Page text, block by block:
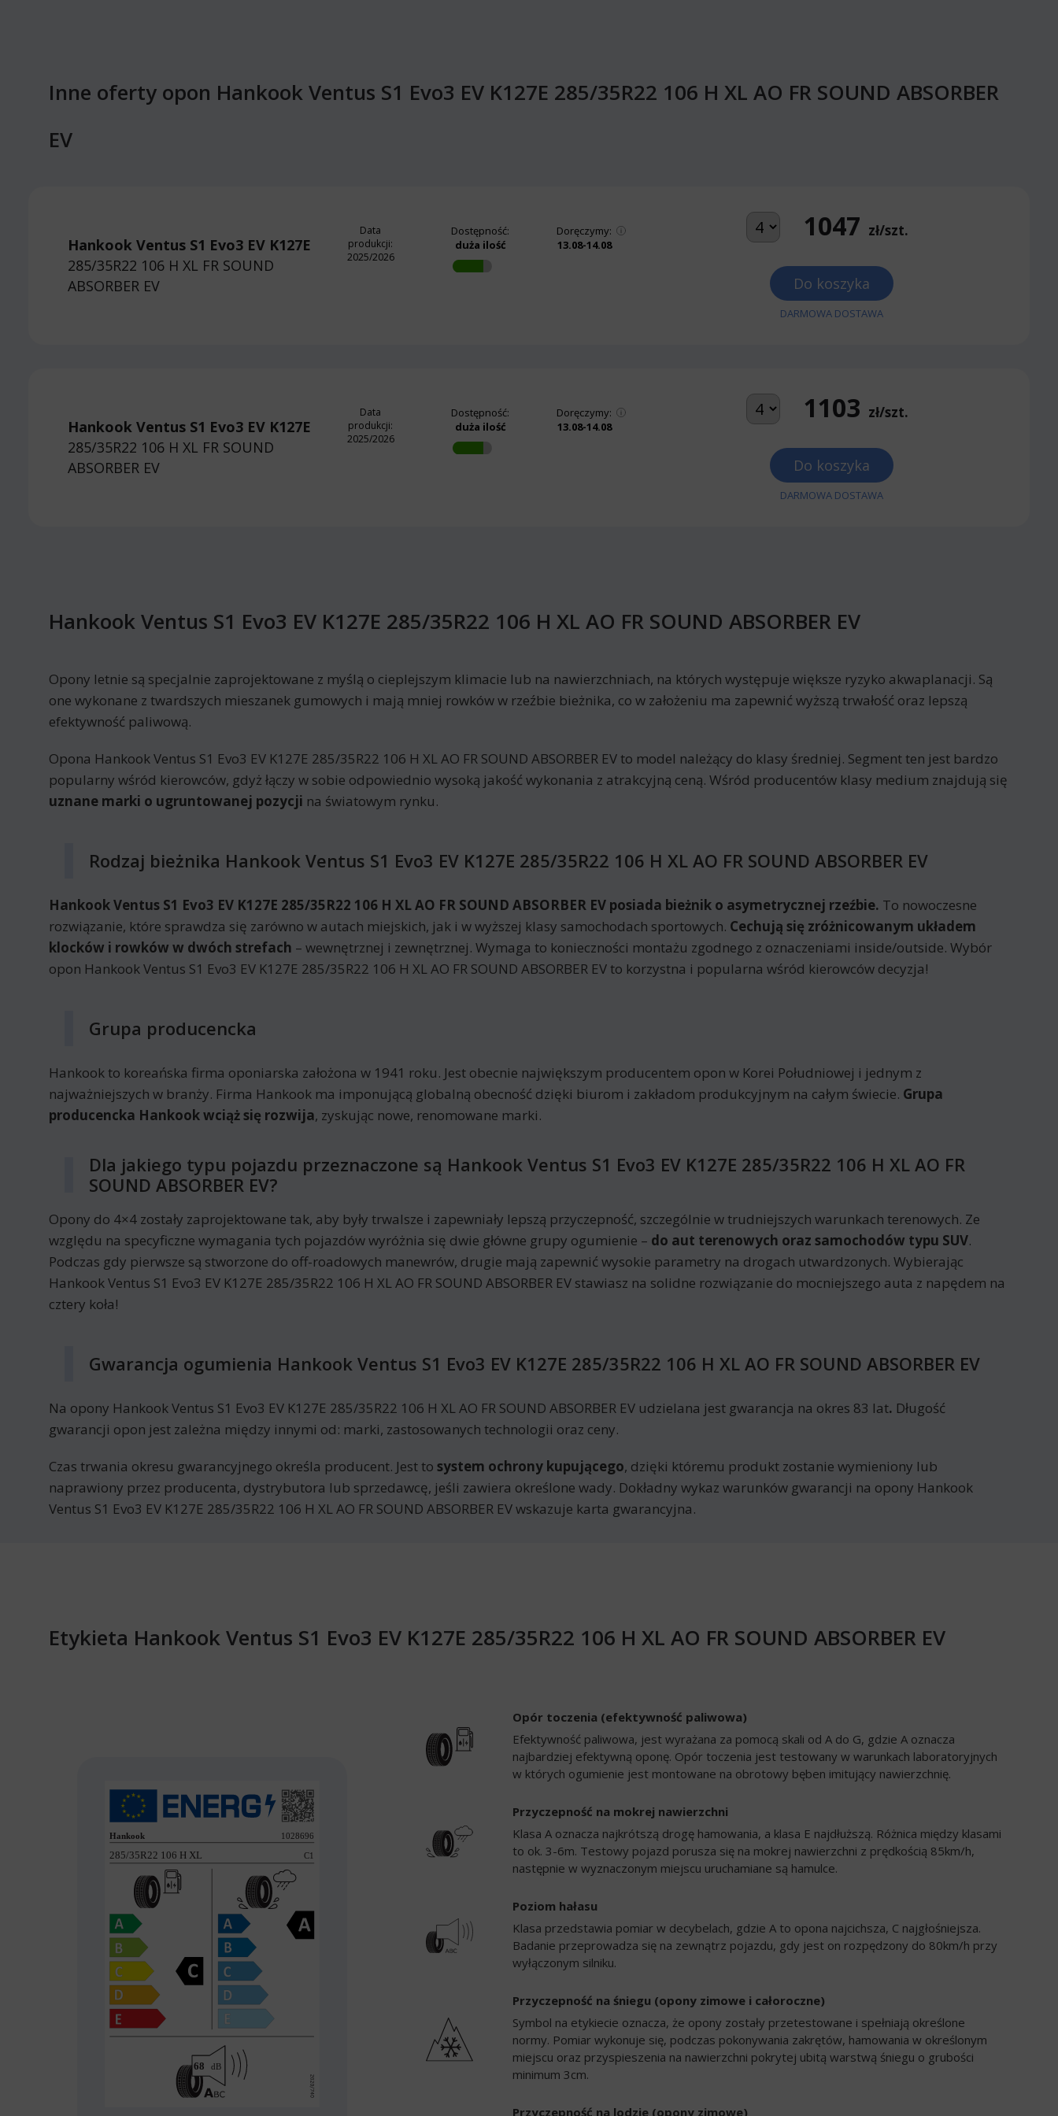
Inne oferty opon Hankook Ventus S1 Evo3 EV K127E 285/35R22 106 H XL AO FR SOUND ABSORBER
EV
Hankook Ventus S1 Evo3 EV K127E
285/35R22 106 HXL FR SOUND
ABSORBER EV
Data
produkcji:
2025/2026
Dostępność:
duża ilość
Doręczymy:
13.08-14.08
1047 zł/szt.
Do koszyka
DARMOWA DOSTAWA
Hankook Ventus S1 Evo3 EV K127E
285/35R22 106 HXL FR SOUND
ABSORBER EV
Data
produkcji:
2025/2026
Dostępność:
duża ilość
Doręczymy:
13.08-14.08
1103 zł/szt.
Do koszyka
DARMOWA DOSTAWA
Hankook Ventus S1 Evo3 EV K127E 285/35R22 106 H XL AO FR SOUND ABSORBER EV
Opony letnie są specjalnie zaprojektowane z myślą o cieplejszym klimacie lub na nawierzchniach, na których występuje większe ryzyko akwaplanacji. Są
one wykonane z twardszych mieszanek gumowych i mają mniej rowków w rzeźbie bieżnika, co w założeniu ma zapewnić wyższą trwałość oraz lepszą
efektywność paliwową.
Opona Hankook Ventus S1 Evo3 EV K127E 285/35R22 106 H XL AO FR SOUND ABSORBER EV to model należący do klasy średniej. Segment ten jest bardzo
popularny wśród kierowców, gdyż łączy w sobie odpowiednio wysoką jakość wykonania z atrakcyjną ceną. Wśród producentów klasy medium znajdują się
uznane marki o ugruntowanej pozycji na światowym rynku.
Rodzaj bieżnika Hankook Ventus S1 Evo3 EV K127E 285/35R22 106 H XL AO FR SOUND ABSORBER EV
Hankook Ventus S1 Evo3 EV K127E 285/35R22 106 H XL AO FR SOUND ABSORBER EV posiada bieżnik o asymetrycznej rzeźbie. To nowoczesne
rozwiązanie, które sprawdza się zarówno w autach miejskich, jak i w wyższej klasy samochodach sportowych. Cechują się zróżnicowanym układem
klocków i rowków w dwóch strefach – wewnętrznej i zewnętrznej. Wymaga to konieczności montażu zgodnego z oznaczeniami inside/outside. Wybór
opon Hankook Ventus S1 Evo3 EV K127E 285/35R22 106 H XL AO FR SOUND ABSORBER EV to korzystna i popularna wśród kierowców decyzja!
Grupa producencka
Hankook to koreańska firma oponiarska założona w 1941 roku. Jest obecnie największym producentem opon w Korei Południowej i jednym z
najważniejszych w branży. Firma Hankook ma imponującą globalną obecność dzięki biurom i zakładom produkcyjnym na całym świecie. Grupa
producencka Hankook wciąż się rozwija, zyskując nowe, renomowane marki.
Dla jakiego typu pojazdu przeznaczone są Hankook Ventus S1 Evo3 EV K127E 285/35R22 106 H XL AO FR
SOUND ABSORBER EV?
Opony do 4×4 zostały zaprojektowane tak, aby były trwalsze i zapewniały lepszą przyczepność, szczególnie w trudniejszych warunkach terenowych. Ze
względu na specyficzne wymagania tych pojazdów wyróżnia się dwie główne grupy ogumienie – do aut terenowych oraz samochodów typu SUV.
Podczas gdy pierwsze są stworzone do off-roadowych manewrów, drugie mają zapewnić wysokie parametry na drogach utwardzonych. Wybierając
Hankook Ventus S1 Evo3 EV K127E 285/35R22 106 H XL AO FR SOUND ABSORBER EV stawiasz na solidne rozwiązanie do mocniejszego auta z napędem na
cztery koła!
Gwarancja ogumienia Hankook Ventus S1 Evo3 EV K127E 285/35R22 106 H XL AO FR SOUND ABSORBER EV
Na opony Hankook Ventus S1 Evo3 EV K127E 285/35R22 106 H XL AO FR SOUND ABSORBER EV udzielana jest gwarancja na okres 83 lat. Długość
gwarancji opon jest zależna między innymi od: marki, zastosowanych technologii oraz ceny.
Czas trwania okresu gwarancyjnego określa producent. Jest to system ochrony kupującego, dzięki któremu produkt zostanie wymieniony lub
naprawiony przez producenta, dystrybutora lub sprzedawcę, jeśli zawiera określone wady. Dokładny wykaz warunków gwarancji na opony Hankook
Ventus S1 Evo3 EV K127E 285/35R22 106 H XL AO FR SOUND ABSORBER EV wskazuje karta gwarancyjna.
Etykieta Hankook Ventus S1 Evo3 EV K127E 285/35R22 106 H XL AO FR SOUND ABSORBER EV
Opór toczenia (efektywność paliwowa)
Efektywność paliwowa, jest wyrażana za pomocą skali od A do G, gdzie A oznacza
najbardziej efektywną oponę. Opór toczenia jest testowany w warunkach laboratoryjnych
w których ogumienie jest montowane na obrotowy bęben imitujący nawierzchnię.
Przyczepność na mokrej nawierzchni
Klasa A oznacza najkrótszą drogę hamowania, a klasa E najdłuższą. Różnica między klasami
to ok. 3-6m. Testowy pojazd porusza się na mokrej nawierzchni z prędkością 85km/h,
następnie w wyznaczonym miejscu uruchamiane są hamulce.
Poziom hałasu
Klasa przedstawia pomiar w decybelach, gdzie A to opona najcichsza, C najgłośniejsza.
Badanie przeprowadza się na zewnątrz pojazdu, gdy jest on rozpędzony do 80km/h przy
wyłączonym silniku.
Przyczepność na śniegu (opony zimowe i całoroczne)
Symbol na etykiecie oznacza, że opony zostały przetestowane i spełniają określone
normy. Pomiar wykonuje się, podczas pokonywania zakrętów, hamowania w określonym
miejscu oraz przyspieszenia na nawierzchni pokrytej ubitą warstwą śniegu o grubości
minimum 3cm.
Przyczepność na lodzie (opony zimowe)